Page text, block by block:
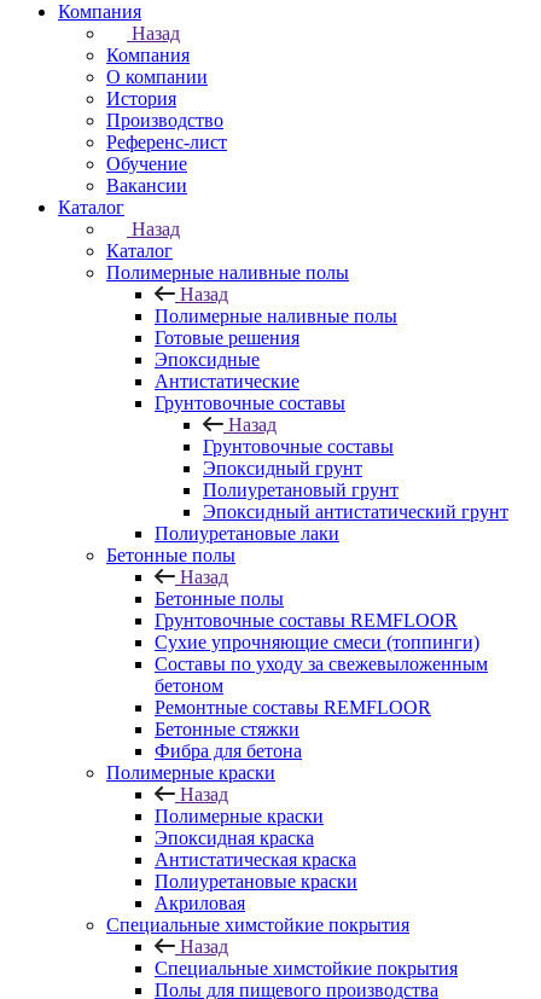
Компания
Назад
Компания
О компании
История
Производство
Референс-лист
Обучение
Вакансии
Каталог
Назад
Каталог
Полимерные наливные полы
Назад
Полимерные наливные полы
Готовые решения
Эпоксидные
Антистатические
Грунтовочные составы
Назад
Грунтовочные составы
Эпоксидный грунт
Полиуретановый грунт
Эпоксидный антистатический грунт
Полиуретановые лаки
Бетонные полы
Назад
Бетонные полы
Грунтовочные составы REMFLOOR
Сухие упрочняющие смеси (топпинги)
Составы по уходу за свежевыложенным
бетоном
Ремонтные составы REMFLOOR
Бетонные стяжки
Фибра для бетона
Полимерные краски
Назад
Полимерные краски
Эпоксидная краска
Антистатическая краска
Полиуретановые краски
Акриловая
Специальные химстойкие покрытия
Назад
Специальные химстойкие покрытия
Полы для пищевого производства